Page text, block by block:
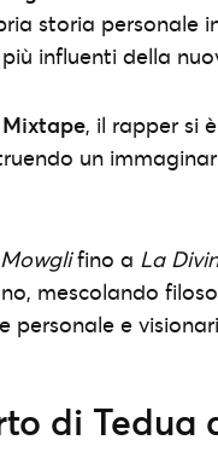
storia personale
influenti della
, il rapper si
un
Mowglifino a La
mescolando
personale e
di Tedua